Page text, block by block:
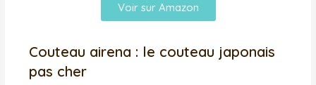
Voir sur Amazon
Couteau airena : le couteau japonais
pas cher